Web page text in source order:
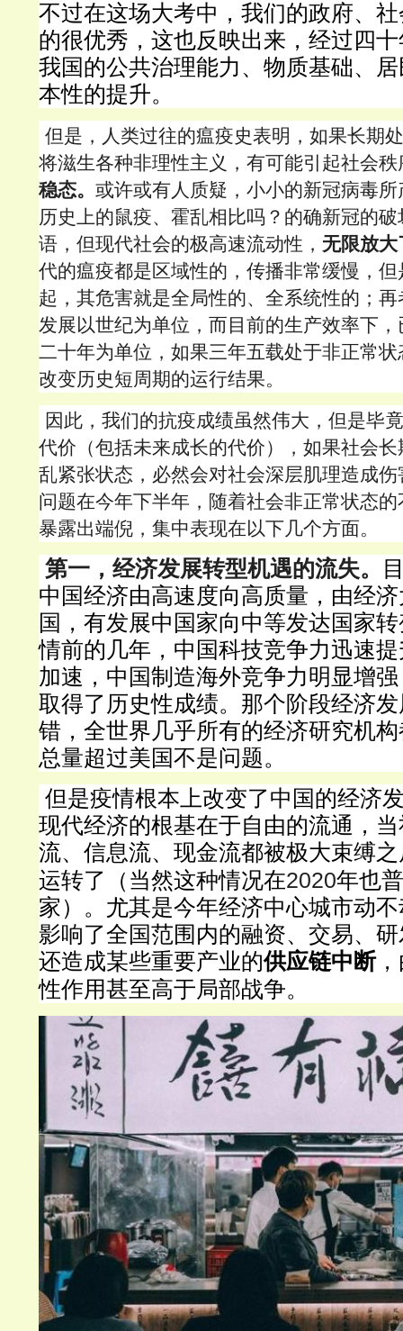
不过在这场大考中，我们的政府、
的很优秀，这也反映出来，经过四
我国的公共治理能力、物质基础、
本性的提升。
但是，人类过往的瘟疫史表明，如果长期
将滋生各种非理性主义，有可能引起社会秩
稳态。 或许或有人质疑，小小的新冠病毒
历史上的鼠疫、霍乱相比吗？的确新冠的
语，但现代社会的极高速流动性， 无限放
代的瘟疫都是区域性的，传播非常缓慢，
起，其危害就是全局性的、全系统性的；
发展以世纪为单位，而目前的生产效率下
二十年为单位，如果三年五载处于非正常
改变历史短周期的运行结果。
因此，我们的抗疫成绩虽然伟大，但是毕
代价（包括未来成长的代价），如果社会
乱紧张状态，必然会对社会深层肌理造成
问题在今年下半年，随着社会非正常状态
暴露出端倪，集中表现在以下几个方面。
第一，经济发展转型机遇的流失。
中国经济由高速度向高质量，由经
国，有发展中国家向中等发达国家
情前的几年，中国科技竞争力迅速
加速，中国制造海外竞争力明显增
取得了历史性成绩。那个阶段经济
错，全世界几乎所有的经济研究机
总量超过美国不是问题。
但是疫情根本上改变了中国的经济
现代经济的根基在于自由的流通，
流、信息流、现金流都被极大束缚
运转了（当然这种情况在2020年也
家）。尤其是今年经济中心城市动
影响了全国范围内的融资、交易、
还造成某些重要产业的供应链中断
性作用甚至高于局部战争。